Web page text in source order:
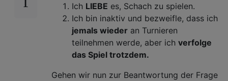
Ich LIEBE es, Schach zu spielen.
Ich bin inaktiv und bezweifle, dass ich
jemals wieder an Turnieren
teilnehmen werde, aber ich verfolge
das Spiel trotzdem.
Gehen wir nun zur Beantwortung der Frage